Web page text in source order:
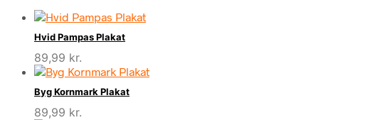
Hvid Pampas Plakat
89,99 kr.
Byg Kornmark Plakat
89,99 kr.